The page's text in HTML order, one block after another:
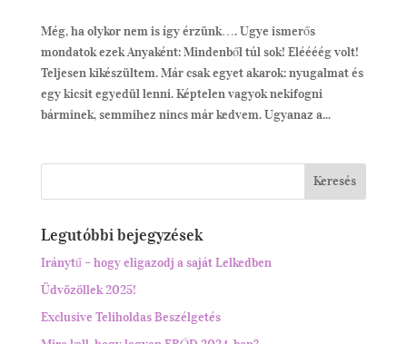
Még, ha olykor nem is így érzünk…. Ugye ismerős
mondatok ezek Anyaként: Mindenből túl sok! Eléééég volt!
Teljesen kikészültem. Már csak egyet akarok: nyugalmat és
egy kicsit egyedül lenni. Képtelen vagyok nekifogni
bárminek, semmihez nincs már kedvem. Ugyanaz a...
Legutóbbi bejegyzések
Iránytű – hogy eligazodj a saját Lelkedben
Üdvözöllek 2025!
Exclusive Teliholdas Beszélgetés